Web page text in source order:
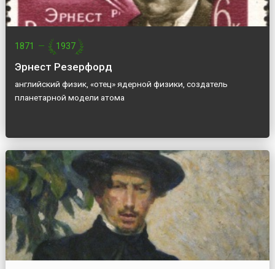
1871 — 1937
Эрнест Резерфорд
английский физик, «отец» ядерной физики, создатель
планетарной модели атома